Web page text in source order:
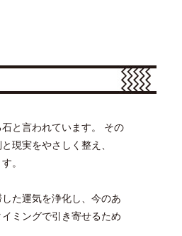
と言われています。 その
現実をやさしく整え、
。
た運気を浄化し、今のあ
ミングで引き寄せるため